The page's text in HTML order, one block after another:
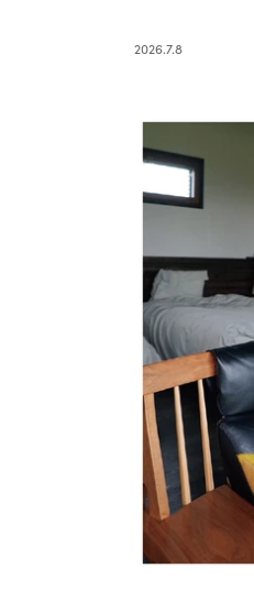
2026.7.8